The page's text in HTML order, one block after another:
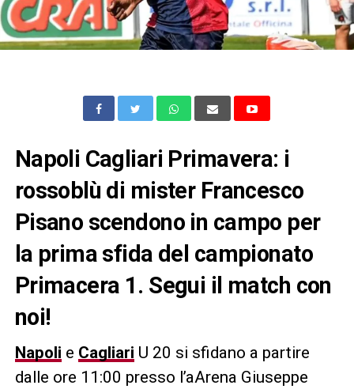
Napoli Cagliari Primavera: i
rossoblù di mister Francesco
Pisano scendono in campo per
la prima sfida del campionato
Primacera 1. Segui il match con
noi!
Napoli e Cagliari U 20 si sfidano a partire
dalle ore 11:00 presso l’aArena Giuseppe